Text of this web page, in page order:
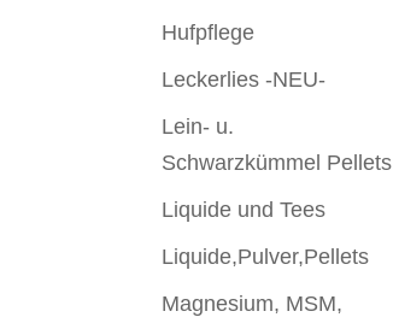
Hufpflege
Leckerlies -NEU-
Lein- u.
Schwarzkümmel Pellets
Liquide und Tees
Liquide,Pulver,Pellets
Magnesium, MSM,